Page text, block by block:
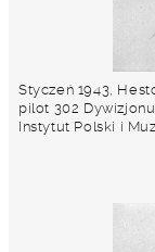
Styczeń 1943,
pilot 302
Instytut Polski i